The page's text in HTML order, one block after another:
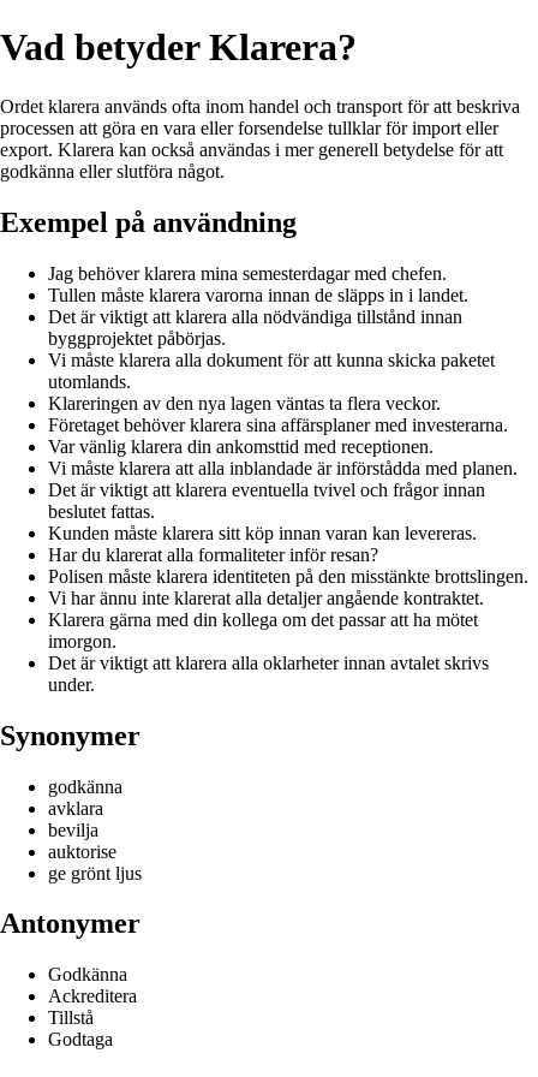
Vad betyder Klarera?
Ordet klarera används ofta inom handel och transport för att beskriva
processen att göra en vara eller forsendelse tullklar för import eller
export. Klarera kan också användas i mer generell betydelse för att
godkänna eller slutföra något.
Exempel på användning
Jag behöver klarera mina semesterdagar med chefen.
Tullen måste klarera varorna innan de släpps in i landet.
Det är viktigt att klarera alla nödvändiga tillstånd innan
byggprojektet påbörjas.
Vi måste klarera alla dokument för att kunna skicka paketet
utomlands.
Klareringen av den nya lagen väntas ta flera veckor.
Företaget behöver klarera sina affärsplaner med investerarna.
Var vänlig klarera din ankomsttid med receptionen.
Vi måste klarera att alla inblandade är införstådda med planen.
Det är viktigt att klarera eventuella tvivel och frågor innan
beslutet fattas.
Kunden måste klarera sitt köp innan varan kan levereras.
Har du klarerat alla formaliteter inför resan?
Polisen måste klarera identiteten på den misstänkte brottslingen.
Vi har ännu inte klarerat alla detaljer angående kontraktet.
Klarera gärna med din kollega om det passar att ha mötet
imorgon.
Det är viktigt att klarera alla oklarheter innan avtalet skrivs
under.
Synonymer
godkänna
avklara
bevilja
auktorise
ge grönt ljus
Antonymer
Godkänna
Ackreditera
Tillstå
Godtaga